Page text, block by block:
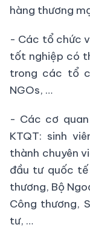
hàng thương
- Các tổ chức
tốt nghiệp có
trong các tổ
NGOs, …
- Các cơ
KTQT: sinh
thành chuyên
đầu tư quốc
thương, Bộ
Công thương,
tư, …